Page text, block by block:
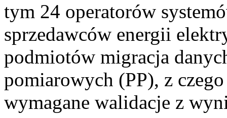
tym 24 operatorów
sprzedawców energii
podmiotów migracja
pomiarowych (PP), z
wymagane walidacje z